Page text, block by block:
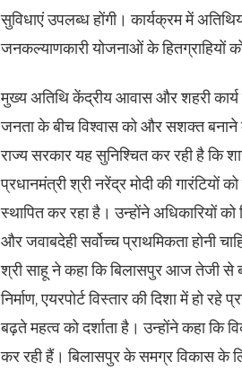
सुविधाएं उपलब्ध होंगी। कार्यक्रम में
जनकल्याणकारी योजनाओं के हितग्राहियों को
मुख्य अतिथि केंद्रीय आवास और शहरी
जनता के बीच विश्वास को और सशक्त बनाने
राज्य सरकार यह सुनिश्चित कर रही है कि
प्रधानमंत्री श्री नरेंद्र मोदी की गारंटियों
स्थापित कर रहा है। उन्होंने अधिकारियों
और जवाबदेही सर्वोच्च प्राथमिकता होनी
श्री साहू ने कहा कि बिलासपुर आज तेजी से
निर्माण, एयरपोर्ट विस्तार की दिशा में हो
बढ़ते महत्व को दर्शाता है। उन्होंने कहा कि
कर रही हैं। बिलासपुर के समग्र विकास के